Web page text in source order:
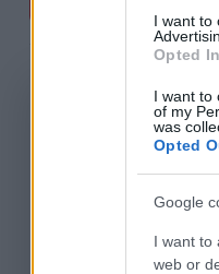
I want to
Opted In
I want to
of my
was
Opted
Google
I want to
web or